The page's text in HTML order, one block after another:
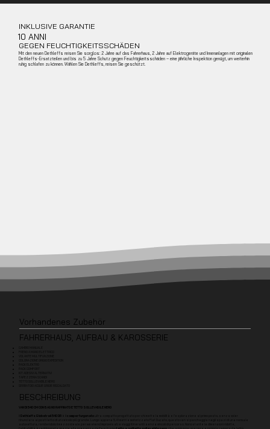
INKLUSIVE GARANTIE
10 ANNI
GEGEN FEUCHTIGKEITSSCHÄDEN
Mit den neuen Dethleffs reisen Sie sorglos: 2 Jahre auf das Fahrerhaus, 2 Jahre auf Elektrogeräte und Innenanlagen mit originalen
Dethleffs-Ersatzteilen und bis zu 5 Jahre Schutz gegen Feuchtigkeitsschäden – eine jährliche Inspektion genügt, um weiterhin
ruhig schlafen zu können. Wählen Sie Dethleffs, reisen Sie geschützt.
Vorhandenes Zubehör
FAHRERHAUS, AUFBAU & KAROSSERIE
BESCHREIBUNG
VAN DI 540 CM CON BAGNO RAFFINATO E TETTO SOLLEVABILE NERO
IlDethleffs Globetrail 540 DR è ilcamper furgonato
l'abitabilità è raddoppiata grazie alla presenza dell'esclusivotetto a soffietto sollevabile nero